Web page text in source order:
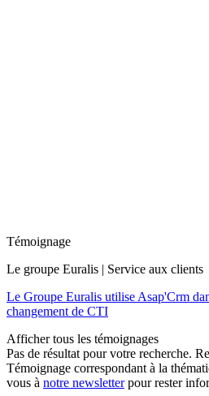
Témoignage
Le groupe Euralis | Service aux clients
Le Groupe Euralis utilise Asap'Crm
changement de CTI
Afficher tous les témoignages
Pas de résultat pour votre recherche.
Témoignage correspondant à la
vous à notre newsletterpour rester